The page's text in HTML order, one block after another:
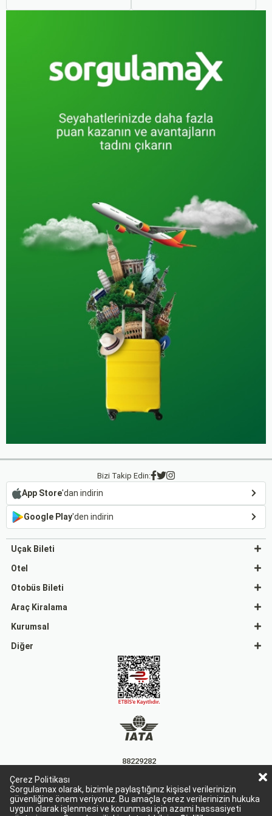
Çerez Politikası
Sorgulamax olarak, bizimle paylaştığınız kişisel verilerinizin
güvenliğine önem veriyoruz. Bu amaçla çerez verilerinizin hukuka
uygun olarak işlenmesi ve korunması için azami hassasiyeti
zamanda daha kaliteli bir
seyahat deneyimi
yaşamanızı sağlar.
Bizi Takip Edin:
App Store'dan indirin
Google Play'den indirin
Uçak Bileti
Otel
Otobüs Bileti
Araç Kiralama
Kurumsal
Diğer
88229282
15863